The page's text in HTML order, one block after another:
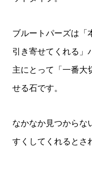
ブルートパーズは「
引き寄せてくれる」
主にとって「一番大
せる石です。
なかなか見つからな
すくしてくれるとさ